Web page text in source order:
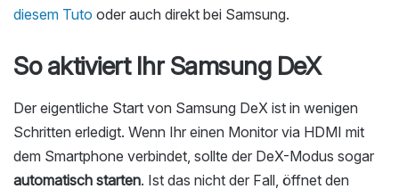
diesem Tuto oder auch direkt bei Samsung.
So aktiviert Ihr Samsung DeX
Der eigentliche Start von Samsung DeX ist in wenigen
Schritten erledigt. Wenn Ihr einen Monitor via HDMI mit
dem Smartphone verbindet, sollte der DeX-Modus sogar
automatisch starten. Ist das nicht der Fall, öffnet den